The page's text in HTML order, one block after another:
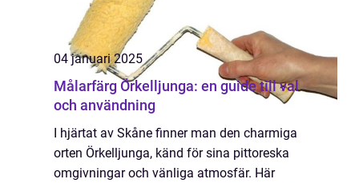
04 januari 2025
Målarfärg Örkelljunga: en guide till val
och användning
I hjärtat av Skåne finner man den charmiga
orten Örkelljunga, känd för sina pittoreska
omgivningar och vänliga atmosfär. Här